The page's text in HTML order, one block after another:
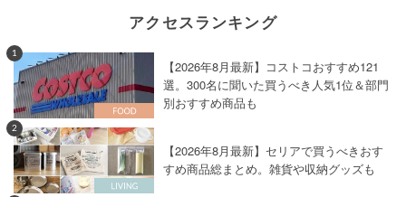
アクセスランキング
1
【2026年8月最新】コストコおすすめ121
選。300名に聞いた買うべき人気1位＆部門
別おすすめ商品も
2
【2026年8月最新】セリアで買うべきおす
すめ商品総まとめ。雑貨や収納グッズも